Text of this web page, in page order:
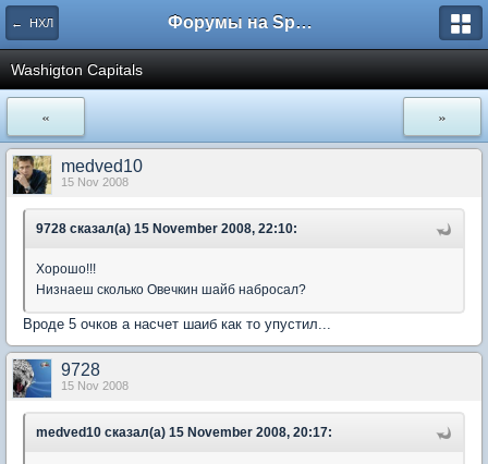
← НХЛ Форумы на Sportbox.ru
Washigton Capitals
« »
medved10
15 Nov 2008
9728 сказал(а) 15 November 2008, 22:10:
Хорошо!!!
Низнаеш сколько Овечкин шайб набросал?
Вроде 5 очков а насчет шаиб как то упустил...
9728
15 Nov 2008
medved10 сказал(а) 15 November 2008, 20:17: